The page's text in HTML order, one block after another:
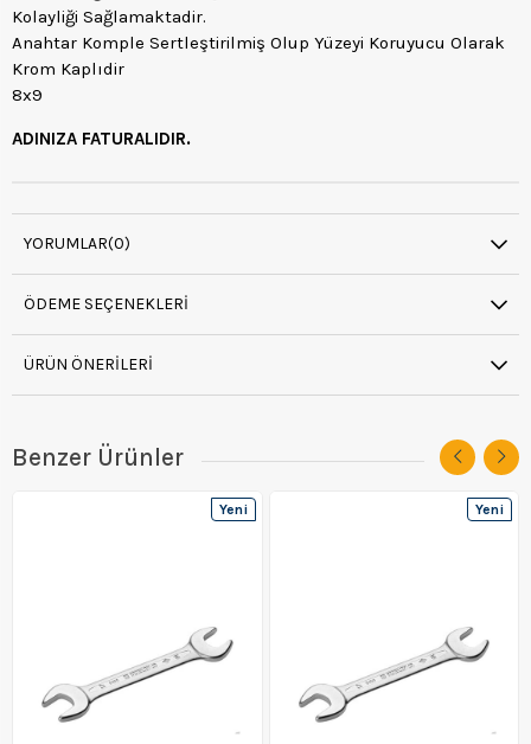
Kolayliği Sağlamaktadir.
Anahtar Komple Sertleştirilmiş Olup Yüzeyi Koruyucu Olarak
Krom Kaplıdir
8x9
ADINIZA FATURALIDIR.
YORUMLAR(0)
ÖDEME SEÇENEKLERI
ÜRÜN ÖNERILERI
Benzer Ürünler
Yeni
Yeni